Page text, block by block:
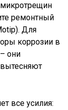
ремонтный
Для
коррозии в
они
все усилия: